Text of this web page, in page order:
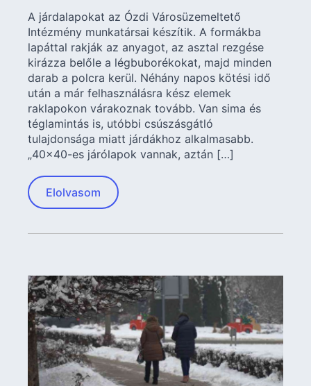
A járdalapokat az Ózdi Városüzemeltető
Intézmény munkatársai készítik. A formákba
lapáttal rakják az anyagot, az asztal rezgése
kirázza belőle a légbuborékokat, majd minden
darab a polcra kerül. Néhány napos kötési idő
után a már felhasználásra kész elemek
raklapokon várakoznak tovább. Van sima és
téglamintás is, utóbbi csúszásgátló
tulajdonsága miatt járdákhoz alkalmasabb.
„40×40-es járólapok vannak, aztán […]
Elolvasom